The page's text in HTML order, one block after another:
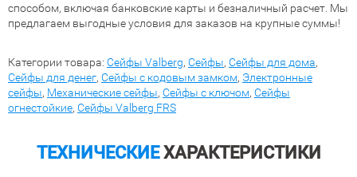
способом, включая банковские карты и безналичный расчет. Мы
предлагаем выгодные условия для заказов на крупные суммы!
Категории товара: Сейфы Valberg, Сейфы, Сейфы для дома,
Сейфы для денег, Сейфы с кодовым замком, Электронные
сейфы, Механические сейфы, Сейфы с ключом, Сейфы
огнестойкие, Сейфы Valberg FRS
ТЕХНИЧЕСКИЕХАРАКТЕРИСТИКИ